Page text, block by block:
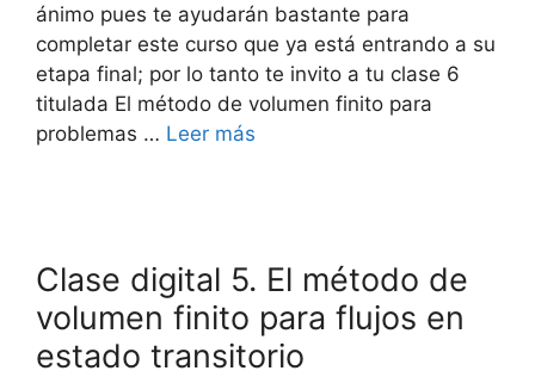
ánimo pues te ayudarán bastante para
completar este curso que ya está entrando a su
etapa final; por lo tanto te invito a tu clase 6
titulada El método de volumen finito para
problemas … Leer más
Clase digital 5. El método de
volumen finito para flujos en
estado transitorio